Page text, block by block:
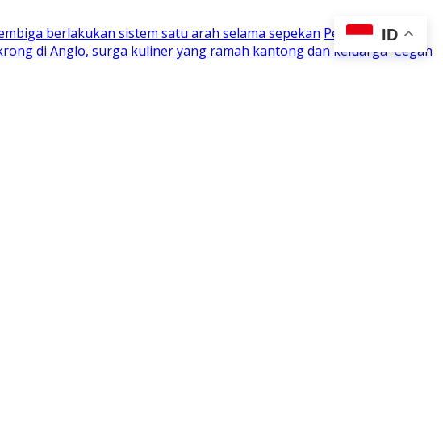
berlakukan sistem satu arah selama sepekan Perjuangan 15
di Anglo, surga kuliner yang ramah kantong dan keluargaCegah
ID